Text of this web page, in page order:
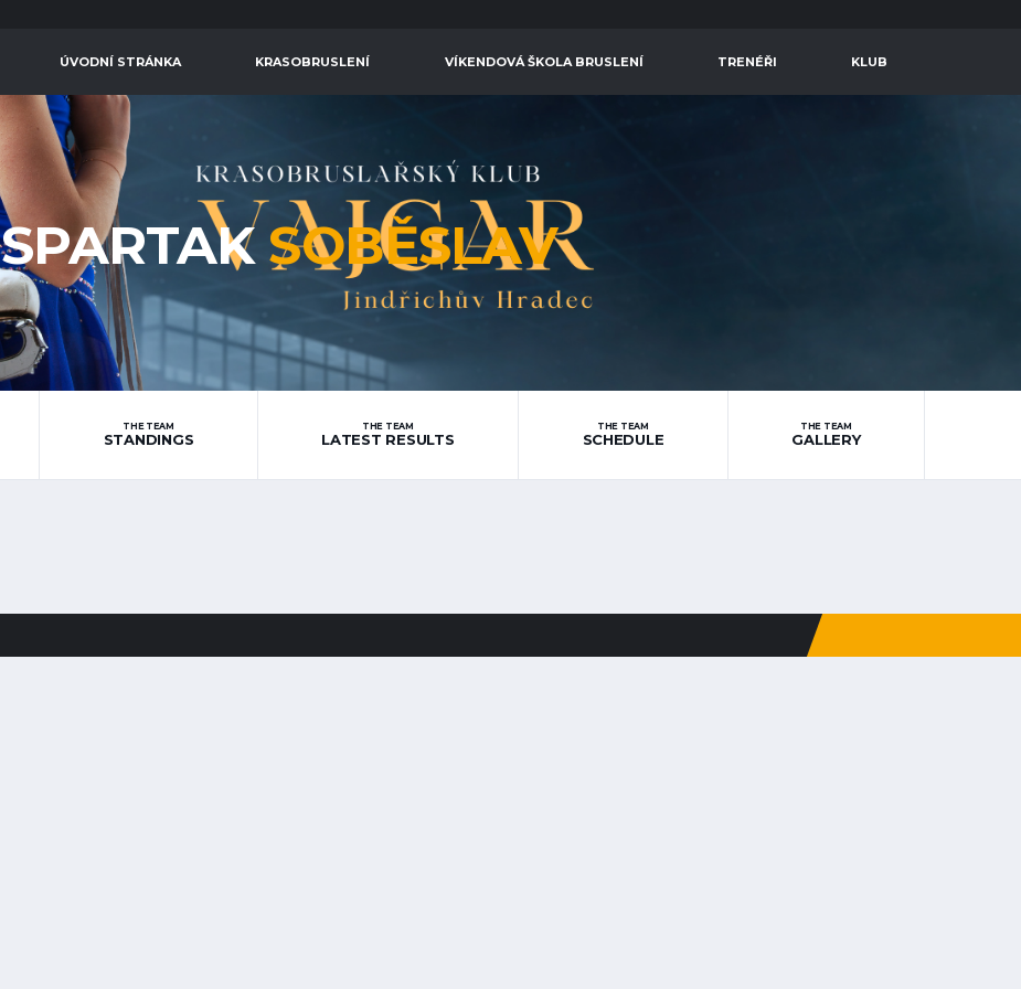
ÚVODNÍ STRÁNKA KRASOBRUSLENÍ VÍKENDOVÁ ŠKOLA BRUSLENÍ TRENÉŘI KLUB
SPARTAK SOBĚSLAV
THE TEAM
STANDINGS
THE TEAM
LATEST RESULTS
THE TEAM
SCHEDULE
THE TEAM
GALLERY